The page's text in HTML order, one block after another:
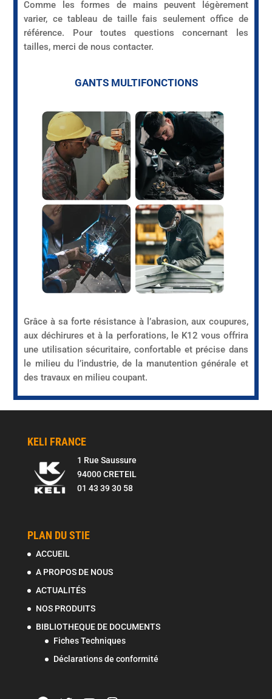
Comme les formes de mains peuvent légèrement
varier, ce tableau de taille fais seulement office de
référence. Pour toutes questions concernant les
tailles, merci de nous contacter.
GANTS MULTIFONCTIONS
Grâce à sa forte résistance à l’abrasion, aux coupures,
aux déchirures et à la perforations, le K12 vous offrira
une utilisation sécuritaire, confortable et précise dans
le milieu du l’industrie, de la manutention générale et
des travaux en milieu coupant.
KELI FRANCE
1 Rue Saussure
94000 CRETEIL
01 43 39 30 58
PLAN DU STIE
ACCUEIL
A PROPOS DE NOUS
ACTUALITÉS
NOS PRODUITS
BIBLIOTHEQUE DE DOCUMENTS
Fiches Techniques
Déclarations de conformité